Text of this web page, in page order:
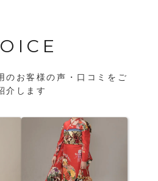
のお客様の声・口コミをご
介します